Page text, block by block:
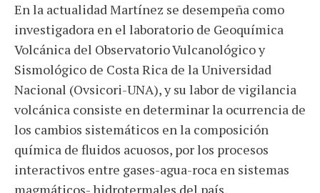
En la actualidad Martínez se desempeña como
investigadora en el laboratorio de Geoquímica
Volcánica del Observatorio Vulcanológico y
Sismológico de Costa Rica de la Universidad
Nacional (Ovsicori-UNA), y su labor de vigilancia
volcánica consiste en determinar la ocurrencia de
los cambios sistemáticos en la composición
química de fluidos acuosos, por los procesos
interactivos entre gases-agua-roca en sistemas
magmáticos- hidrotermales del país.